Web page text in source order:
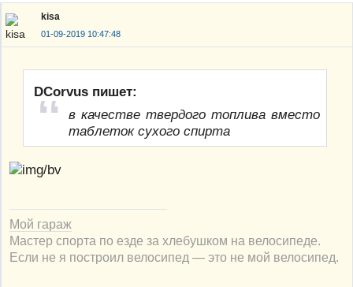
kisa
01-09-2019 10:47:48
DCorvus пишет:
в качестве твердого топлива вместо
таблеток сухого спирта
Мой гараж
Мастер спорта по езде за хлебушком на велосипеде.
Если не я построил велосипед — это не мой велосипед.